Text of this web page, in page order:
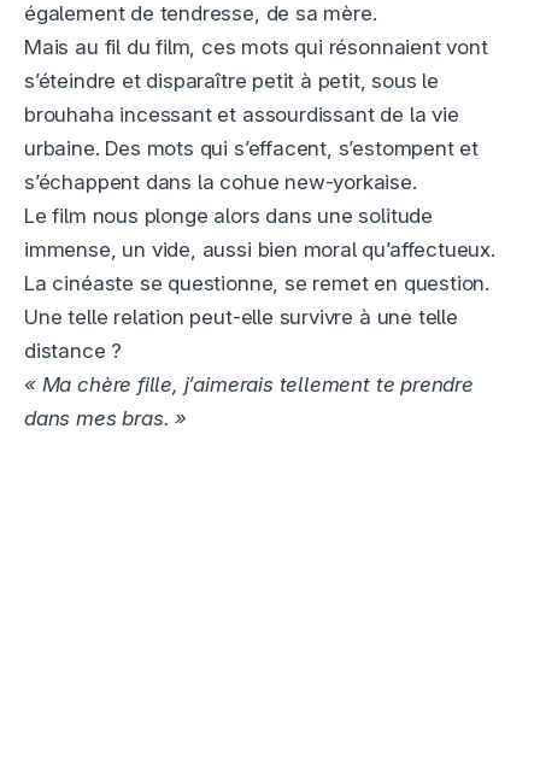
également de tendresse, de sa mère.
Mais au fil du film, ces mots qui résonnaient vont
s’éteindre et disparaître petit à petit, sous le
brouhaha incessant et assourdissant de la vie
urbaine. Des mots qui s’effacent, s’estompent et
s’échappent dans la cohue new-yorkaise.
Le film nous plonge alors dans une solitude
immense, un vide, aussi bien moral qu’affectueux.
La cinéaste se questionne, se remet en question.
Une telle relation peut-elle survivre à une telle
distance ?
« Ma chère fille, j’aimerais tellement te prendre
dans mes bras. »